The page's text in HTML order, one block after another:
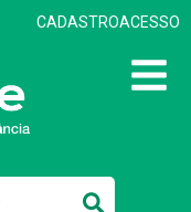
CADASTROACESSO